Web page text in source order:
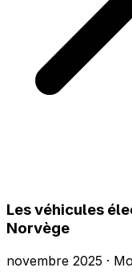
Les véhicules
Norvège
novembre 2025 ·